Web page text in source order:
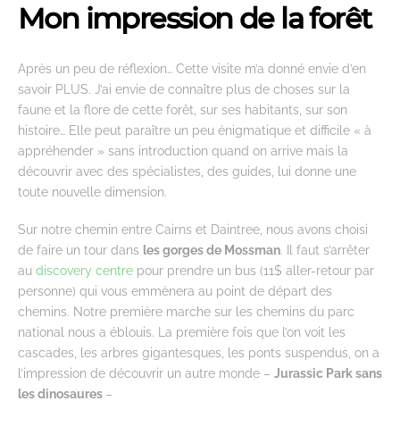
Mon impression de la forêt
Après un peu de réflexion… Cette visite m’a donné envie d’en
savoir PLUS. J’ai envie de connaître plus de choses sur la
faune et la flore de cette forêt, sur ses habitants, sur son
histoire… Elle peut paraître un peu énigmatique et difficile « à
appréhender » sans introduction quand on arrive mais la
découvrir avec des spécialistes, des guides, lui donne une
toute nouvelle dimension.
Sur notre chemin entre Cairns et Daintree, nous avons choisi
de faire un tour dans les gorges de Mossman. Il faut s’arrêter
au discovery centre pour prendre un bus (11$ aller-retour par
personne) qui vous emmènera au point de départ des
chemins. Notre première marche sur les chemins du parc
national nous a éblouis. La première fois que l’on voit les
cascades, les arbres gigantesques, les ponts suspendus, on a
l’impression de découvrir un autre monde – Jurassic Park sans
les dinosaures –